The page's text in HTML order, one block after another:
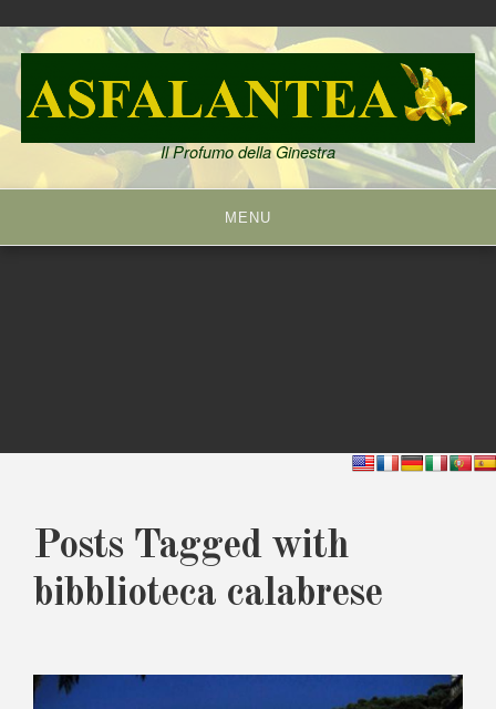
Skip
to
content
Il Profumo della Ginestra
MENU
Posts Tagged with
bibblioteca calabrese